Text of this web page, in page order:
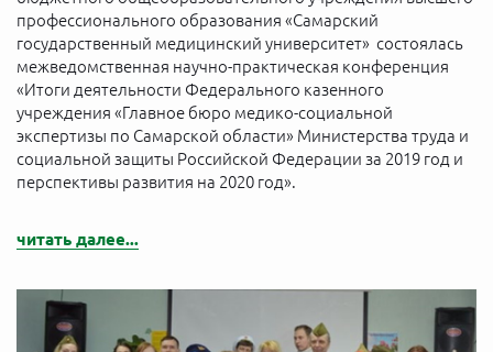
профессионального образования «Самарский
государственный медицинский университет» состоялась
межведомственная научно-практическая конференция
«Итоги деятельности Федерального казенного
учреждения «Главное бюро медико-социальной
экспертизы по Самарской области» Министерства труда и
социальной защиты Российской Федерации за 2019 год и
перспективы развития на 2020 год».
читать далее...